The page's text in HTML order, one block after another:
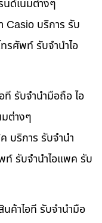
นด์เนมต่างๆ
Casio บริการ รับ
รศัพท์ รับจำนำไอ
ที รับจำนำมือถือ ไอ
ต่างๆ
บริการ รับจำนำ
ท์ รับจำนำไอแพค รับ
นค้าไอที รับจำนำมือ